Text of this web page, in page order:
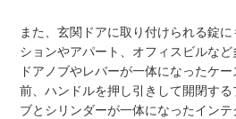
また、玄関ドアに取り付けられる錠
ションやアパート、オフィスビルなど
ドアノブやレバーが一体になったケ
前、ハンドルを押し引きして開閉す
ブとシリンダーが一体になったイン